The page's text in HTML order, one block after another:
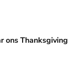
gala in de
ons Thanksgiving